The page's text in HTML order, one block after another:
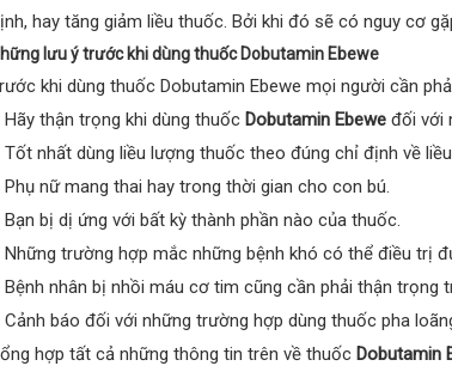
hay tăng giảm liều thuốc. Bởi khi đó sẽ có nguy cơ
lưu ý trước khi dùng thuốc Dobutamin Ebewe
khi dùng thuốc Dobutamin Ebewe mọi người cần
Hãy thận trọng khi dùng thuốc Dobutamin Ebewe đối với
Tốt nhất dùng liều lượng thuốc theo đúng chỉ định về
Phụ nữ mang thai hay trong thời gian cho con bú.
Bạn bị dị ứng với bất kỳ thành phần nào của thuốc.
Những trường hợp mắc những bệnh khó có thể điều trị
Bệnh nhân bị nhồi máu cơ tim cũng cần phải thận trọng
Cảnh báo đối với những trường hợp dùng thuốc pha
hợp tất cả những thông tin trên về thuốc Dobutamin